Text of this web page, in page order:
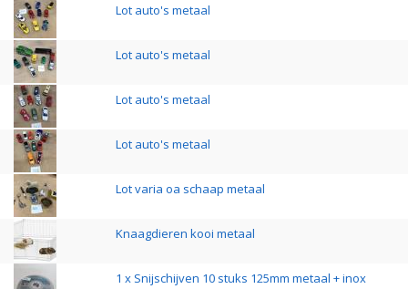
Lot auto's metaal
Lot auto's metaal
Lot auto's metaal
Lot auto's metaal
Lot varia oa schaap metaal
Knaagdieren kooi metaal
1 x Snijschijven 10 stuks 125mm metaal + inox